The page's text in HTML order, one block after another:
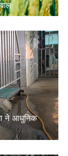
ने आधुनिक